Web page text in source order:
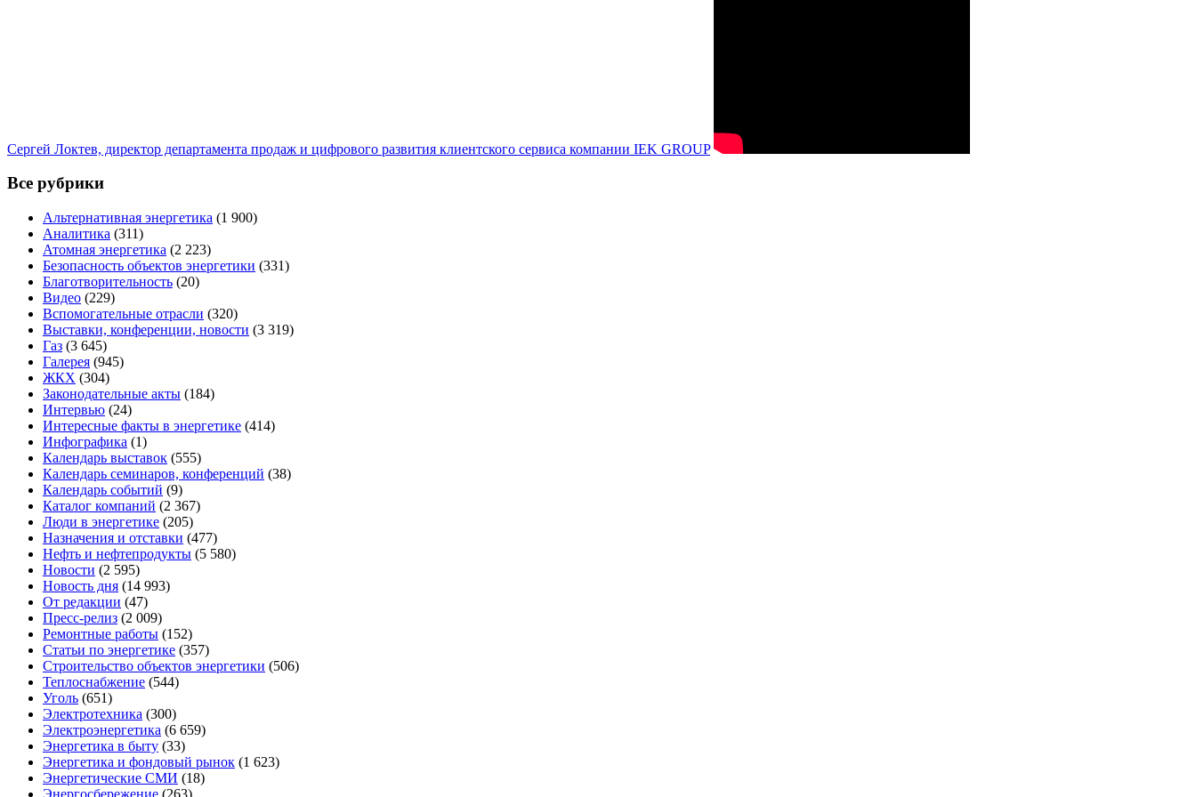
Сергей Локтев, директор департамента продаж и цифрового развития клиентского сервиса компании IEK GROUP
Все рубрики
Альтернативная энергетика (1 900)
Аналитика (311)
Атомная энергетика (2 223)
Безопасность объектов энергетики (331)
Благотворительность (20)
Видео (229)
Вспомогательные отрасли (320)
Выставки, конференции, новости (3 319)
Газ (3 645)
Галерея (945)
ЖКХ (304)
Законодательные акты (184)
Интервью (24)
Интересные факты в энергетике (414)
Инфографика (1)
Календарь выставок (555)
Календарь семинаров, конференций (38)
Календарь событий (9)
Каталог компаний (2 367)
Люди в энергетике (205)
Назначения и отставки (477)
Нефть и нефтепродукты (5 580)
Новости (2 595)
Новость дня (14 993)
От редакции (47)
Пресс-релиз (2 009)
Ремонтные работы (152)
Статьи по энергетике (357)
Строительство объектов энергетики (506)
Теплоснабжение (544)
Уголь (651)
Электротехника (300)
Электроэнергетика (6 659)
Энергетика в быту (33)
Энергетика и фондовый рынок (1 623)
Энергетические СМИ (18)